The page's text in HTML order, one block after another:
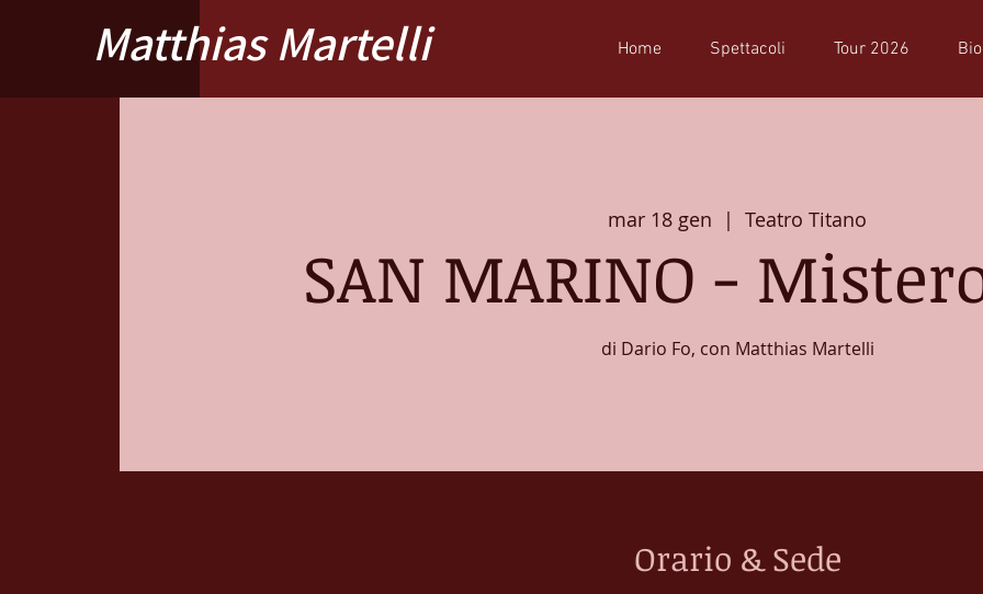
Matthias Martelli Home Spettacoli Tour 2026 Bio
mar 18 gen
  |
Teatro Titano
SAN MARINO -
di Dario Fo, con Matthias Martelli
Orario & Sede